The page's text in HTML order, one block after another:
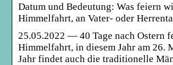
Datum und Bedeutung: Was feiern
Himmelfahrt, an Vater- oder
25.05.2022 — 40 Tage nach Ostern
Himmelfahrt, in diesem Jahr am 26.
Jahr findet auch die traditionelle